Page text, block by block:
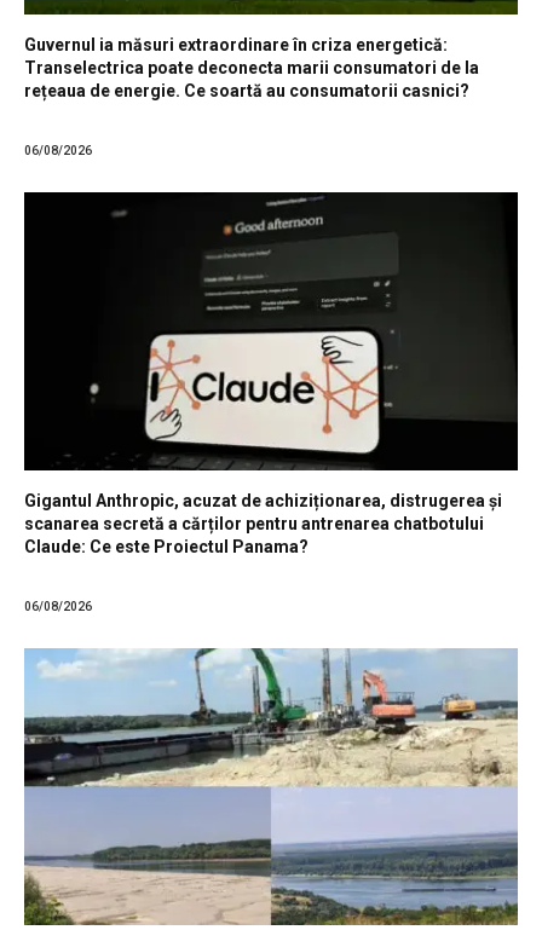
Guvernul ia măsuri extraordinare în criza energetică:
Transelectrica poate deconecta marii consumatori de la
rețeaua de energie. Ce soartă au consumatorii casnici?
06/08/2026
Gigantul Anthropic, acuzat de achiziționarea, distrugerea și
scanarea secretă a cărților pentru antrenarea chatbotului
Claude: Ce este Proiectul Panama?
06/08/2026